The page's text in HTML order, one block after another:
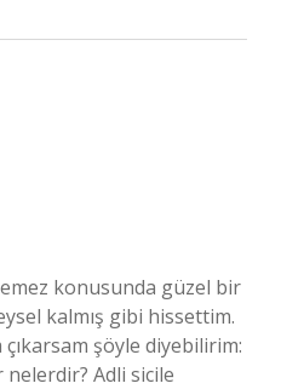
konusunda güzel bir
kalmış gibi hissettim.
şöyle diyebilirim:
Adli sicile